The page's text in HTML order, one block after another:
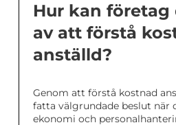
Hur kan företag
av att förstå
anställd?
Genom att förstå kostnad
fatta välgrundade beslut när
ekonomi och